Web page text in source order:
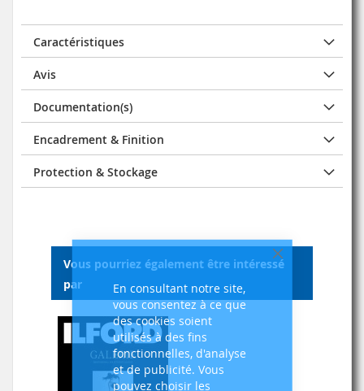
Fermer
En consultant notre site,
vous consentez à ce que
des cookies soient
utilisés à des fins
fonctionnelles, d'analyse
et de publicité. Vous
pouvez choisir les
Caractéristiques
Avis
Documentation(s)
Encadrement & Finition
Protection & Stockage
Vous pourriez également être intéressé
par